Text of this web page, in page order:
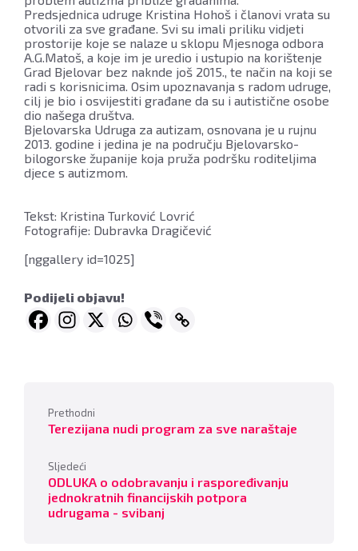
Predsjednica udruge Kristina Hohoš i članovi vrata su
otvorili za sve građane. Svi su imali priliku vidjeti
prostorije koje se nalaze u sklopu Mjesnoga odbora
A.G.Matoš, a koje im je uredio i ustupio na korištenje
Grad Bjelovar bez naknde još 2015., te način na koji se
radi s korisnicima. Osim upoznavanja s radom udruge,
cilj je bio i osvijestiti građane da su i autistične osobe
dio našega društva.
Bjelovarska Udruga za autizam, osnovana je u rujnu
2013. godine i jedina je na području Bjelovarsko-
bilogorske županije koja pruža podršku roditeljima
djece s autizmom.
Tekst: Kristina Turković Lovrić
Fotografije: Dubravka Dragičević
[nggallery id=1025]
Podijeli objavu!
Prethodni
Terezijana nudi program za sve naraštaje
Sljedeći
ODLUKA o odobravanju i raspoređivanju
jednokratnih financijskih potpora
udrugama - svibanj